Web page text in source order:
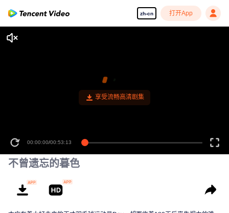
zh-cn 打开App
享受流畅高清剧集
00:00:00/00:53:13
不曾遗忘的暮色